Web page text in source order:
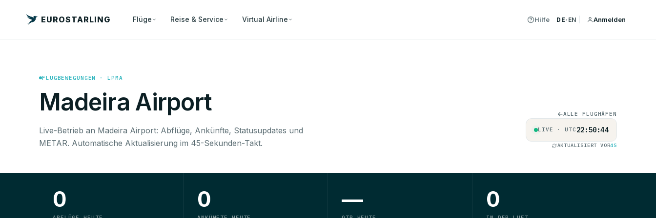
EUROSTARLING Flüge Reise & Service Virtual Airline Hilfe DE · EN Anmelden
FLUGBEWEGUNGEN · LPMA
Madeira Airport
Live-Betrieb an Madeira Airport: Abflüge, Ankünfte, Statusupdates und
METAR. Automatische Aktualisierung im 45-Sekunden-Takt.
ALLE FLUGHÄFEN
LIVE · UTC 22:50:44
AKTUALISIERT VOR4S
0 0 — 0